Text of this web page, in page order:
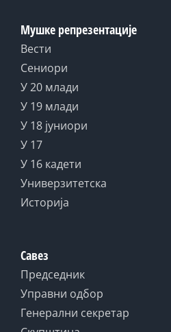
Мушке репрезентације
Вести
Сениори
У 20 млади
У 19 млади
У 18 јуниори
У 17
У 16 кадети
Универзитетска
Историја
Савез
Председник
Управни одбор
Генерални секретар